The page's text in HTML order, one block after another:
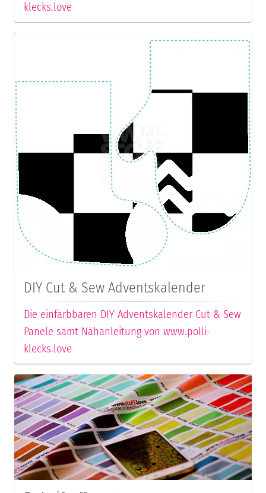
klecks.love
DIY Cut & Sew Adventskalender
Die einfärbbaren DIY Adventskalender Cut & Sew
Panele samt Nähanleitung von www.polli-
klecks.love